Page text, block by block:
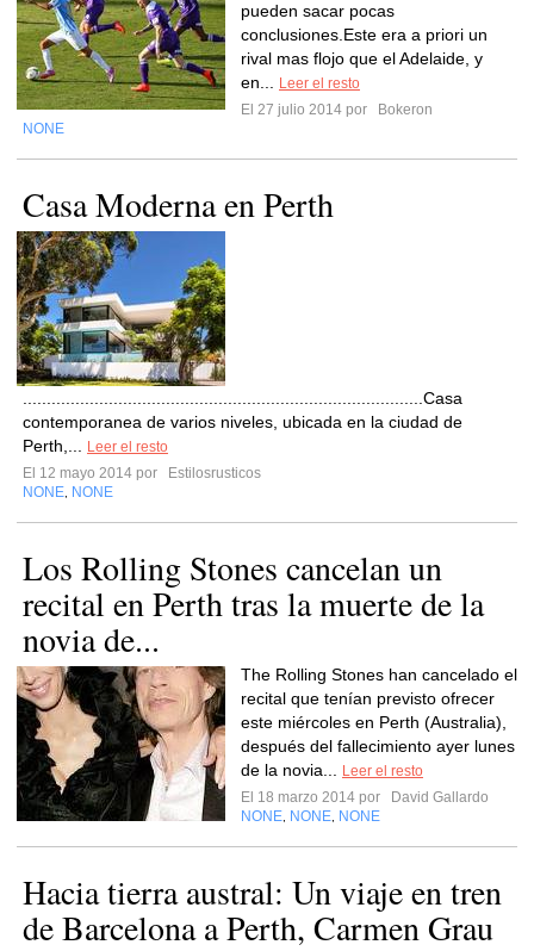
pueden sacar pocas
conclusiones.Este era a priori un
rival mas flojo que el Adelaide, y
en...
Leer el resto
El 27 julio 2014 por
Bokeron
NONE
Casa Moderna en Perth
....................................................................................Casa
contemporanea de varios niveles, ubicada en la ciudad de
Perth,...
Leer el resto
El 12 mayo 2014 por
Estilosrusticos
NONE NONE
Los Rolling Stones cancelan un
recital en Perth tras la muerte de la
novia de...
The Rolling Stones han cancelado el
recital que tenían previsto ofrecer
este miércoles en Perth (Australia),
después del fallecimiento ayer lunes
de la novia...
Leer el resto
El 18 marzo 2014 por
David Gallardo
NONE NONE NONE
Hacia tierra austral: Un viaje en tren
de Barcelona a Perth, Carmen Grau